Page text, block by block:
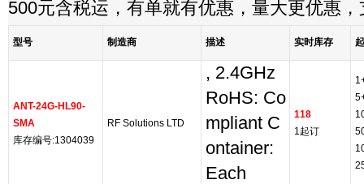
500元含税运，有单就有优惠，量大更优惠
型号 制造商 描述 实时库存
ANT-24G-HL90-
SMA
库存编号:1304039
RF Solutions LTD
, 2.4GHz
RoHS: Co
mpliant C
ontainer:
Each
118
1起订